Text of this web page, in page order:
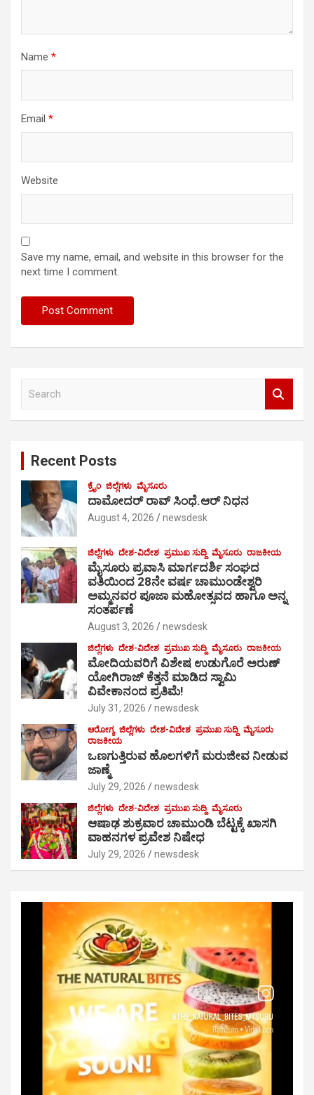
Name *
Email *
Website
Save my name, email, and website in this browser for the
next time I comment.
Recent Posts
ಕ್ರೈಂ ಜಿಲ್ಲೆಗಳು ಮೈಸೂರು
ದಾಮೋದರ್ ರಾವ್ ಸಿಂಧೆ.ಆರ್ ನಿಧನ
August 4, 2026 newsdesk
ಜಿಲ್ಲೆಗಳು ದೇಶ-ವಿದೇಶ ಪ್ರಮುಖ ಸುದ್ದಿ ಮೈಸೂರು ರಾಜಕೀಯ
ಮೈಸೂರು ಪ್ರವಾಸಿ ಮಾರ್ಗದರ್ಶಿ ಸಂಘದ
ವತಿಯಿಂದ 28ನೇ ವರ್ಷ ಚಾಮುಂಡೇಶ್ವರಿ
ಅಮ್ಮನವರ ಪೂಜಾ ಮಹೋತ್ಸವದ ಹಾಗೂ ಅನ್ನ
ಸಂತರ್ಪಣೆ
August 3, 2026 newsdesk
ಜಿಲ್ಲೆಗಳು ದೇಶ-ವಿದೇಶ ಪ್ರಮುಖ ಸುದ್ದಿ ಮೈಸೂರು ರಾಜಕೀಯ
ಮೋದಿಯವರಿಗೆ ವಿಶೇಷ ಉಡುಗೊರೆ ಅರುಣ್
ಯೋಗಿರಾಜ್ ಕೆತ್ತನೆ ಮಾಡಿದ ಸ್ವಾಮಿ
ವಿವೇಕಾನಂದ ಪ್ರತಿಮೆ!
July 31, 2026 newsdesk
ಆರೋಗ್ಯ ಜಿಲ್ಲೆಗಳು ದೇಶ-ವಿದೇಶ ಪ್ರಮುಖ ಸುದ್ದಿ ಮೈಸೂರು
ರಾಜಕೀಯ
ಒಣಗುತ್ತಿರುವ ಹೊಲಗಳಿಗೆ ಮರುಜೀವ ನೀಡುವ
ಜಾಣ್ಮೆ
July 29, 2026 newsdesk
ಜಿಲ್ಲೆಗಳು ದೇಶ-ವಿದೇಶ ಪ್ರಮುಖ ಸುದ್ದಿ ಮೈಸೂರು
ಆಷಾಢ ಶುಕ್ರವಾರ ಚಾಮುಂಡಿ ಬೆಟ್ಟಕ್ಕೆ ಖಾಸಗಿ
ವಾಹನಗಳ ಪ್ರವೇಶ ನಿಷೇಧ
July 29, 2026 newsdesk